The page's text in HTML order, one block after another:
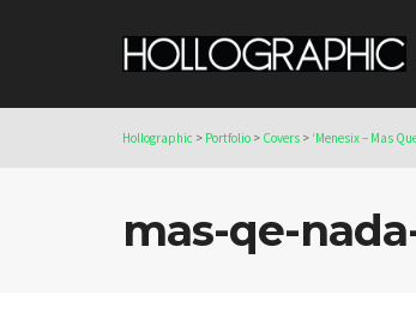
Hollographic > Portfolio > Covers > ‘Menesix – Mas
mas-qe-